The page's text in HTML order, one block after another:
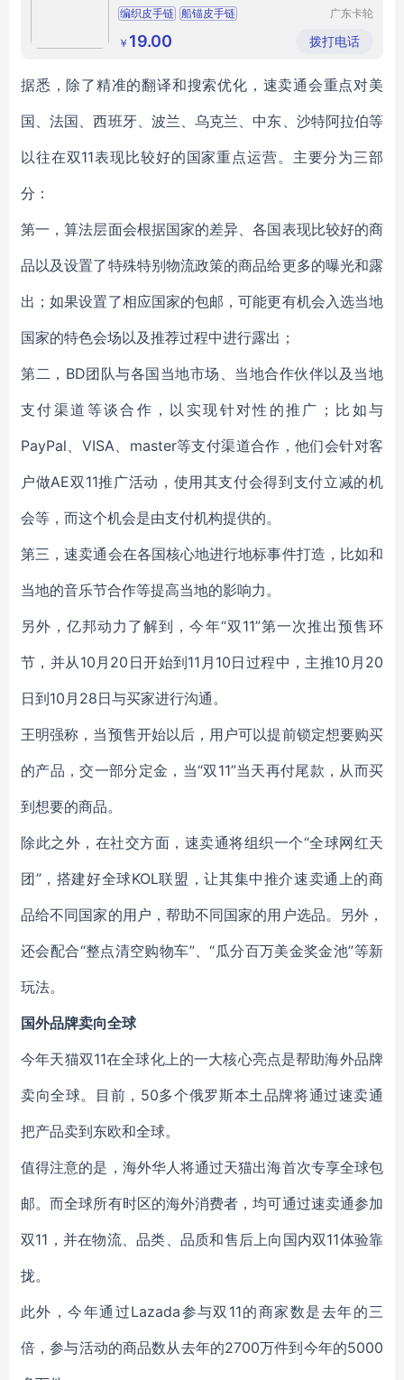
编织皮手链 船锚皮手链
广东卡轮
公司
￥ 19.00 拨打电话
据悉，除了精准的翻译和搜索优化，速卖通会重点对美
国、法国、西班牙、波兰、乌克兰、中东、沙特阿拉伯等
以往在双11表现比较好的国家重点运营。主要分为三部
分：
第一，算法层面会根据国家的差异、各国表现比较好的商
品以及设置了特殊特别物流政策的商品给更多的曝光和露
出；如果设置了相应国家的包邮，可能更有机会入选当地
国家的特色会场以及推荐过程中进行露出；
第二，BD团队与各国当地市场、当地合作伙伴以及当地
支付渠道等谈合作，以实现针对性的推广；比如与
PayPal、VISA、master等支付渠道合作，他们会针对客
户做AE双11推广活动，使用其支付会得到支付立减的机
会等，而这个机会是由支付机构提供的。
第三，速卖通会在各国核心地进行地标事件打造，比如和
当地的音乐节合作等提高当地的影响力。
另外，亿邦动力了解到，今年“双11”第一次推出预售环
节，并从10月20日开始到11月10日过程中，主推10月20
日到10月28日与买家进行沟通。
王明强称，当预售开始以后，用户可以提前锁定想要购买
的产品，交一部分定金，当“双11”当天再付尾款，从而买
到想要的商品。
除此之外，在社交方面，速卖通将组织一个“全球网红天
团”，搭建好全球KOL联盟，让其集中推介速卖通上的商
品给不同国家的用户，帮助不同国家的用户选品。另外，
还会配合“整点清空购物车”、“瓜分百万美金奖金池”等新
玩法。
国外品牌卖向全球
今年天猫双11在全球化上的一大核心亮点是帮助海外品牌
卖向全球。目前，50多个俄罗斯本土品牌将通过速卖通
把产品卖到东欧和全球。
值得注意的是，海外华人将通过天猫出海首次专享全球包
邮。而全球所有时区的海外消费者，均可通过速卖通参加
双11，并在物流、品类、品质和售后上向国内双11体验靠
拢。
此外，今年通过Lazada参与双11的商家数是去年的三
倍，参与活动的商品数从去年的2700万件到今年的5000